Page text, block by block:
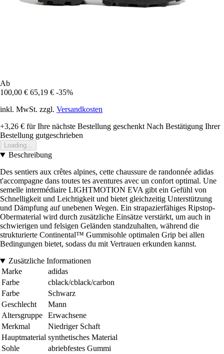
Ab
100,00 € 65,19 € -35%
inkl. MwSt. zzgl. Versandkosten
+3,26 € für Ihre nächste Bestellung geschenkt Nach Bestätigung Ihrer
Bestellung gutgeschrieben
Loading...
Beschreibung
Des sentiers aux crêtes alpines, cette chaussure de randonnée adidas
t'accompagne dans toutes tes aventures avec un confort optimal. Une
semelle intermédiaire LIGHTMOTION EVA gibt ein Gefühl von
Schnelligkeit und Leichtigkeit und bietet gleichzeitig Unterstützung
und Dämpfung auf unebenen Wegen. Ein strapazierfähiges Ripstop-
Obermaterial wird durch zusätzliche Einsätze verstärkt, um auch in
schwierigen und felsigen Geländen standzuhalten, während die
strukturierte Continental™ Gummisohle optimalen Grip bei allen
Bedingungen bietet, sodass du mit Vertrauen erkunden kannst.
Zusätzliche Informationen
Marke
adidas
Farbe
cblack/cblack/carbon
Farbe
Schwarz
Geschlecht
Mann
Altersgruppe
Erwachsene
Merkmal
Niedriger Schaft
Hauptmaterial synthetisches Material
Sohle
abriebfestes Gummi